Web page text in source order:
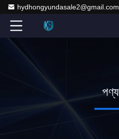
hydhongyundasale2@gmail.com
পণ্য